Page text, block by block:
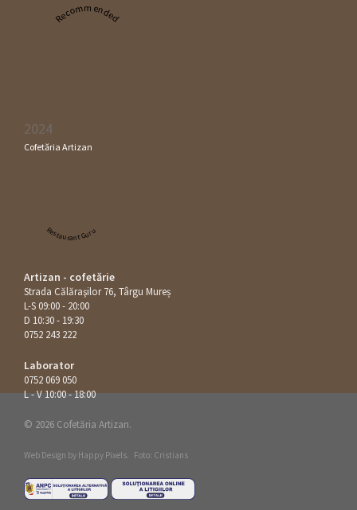
Recommended
2024
Cofetăria Artizan
Restaurant Guru
Artizan - cofetărie
Strada Călăraşilor 76, Târgu Mureș
L-S 09:00 - 20:00
D 10:30 - 19:30
0752 243 222
Laborator
0752 069 050
L - V 10:00 - 18:00
© 2026 Cofetăria Artizan.
Web Design by Happy Pixels. Foto: Cristians